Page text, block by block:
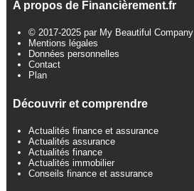
A propos de Financièrement.fr
© 2017-2025 par My Beautiful Company
Mentions légales
Données personnelles
Contact
Plan
Découvrir et comprendre
Actualités finance et assurance
Actualités assurance
Actualités finance
Actualités immobilier
Conseils finance et assurance